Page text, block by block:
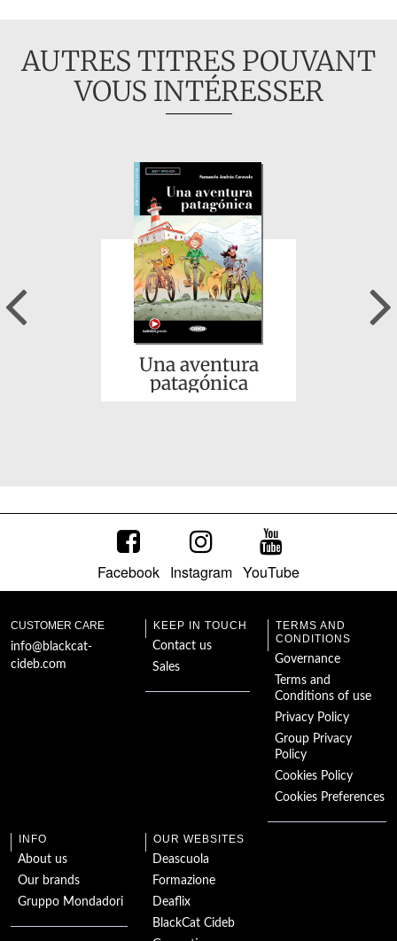
Haciendo Camino
Niebla
El collar visigodo
AUTRES TITRES POUVANT
VOUS INTÉRESSER
Una aventura
patagónica
Previous
Facebook Instagram YouTube